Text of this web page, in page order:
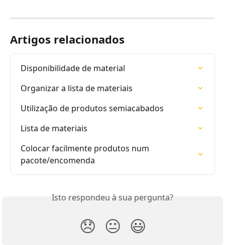
Artigos relacionados
Disponibilidade de material
Organizar a lista de materiais
Utilização de produtos semiacabados
Lista de materiais
Colocar facilmente produtos num
pacote/encomenda
Isto respondeu à sua pergunta?
😞 😐 😃